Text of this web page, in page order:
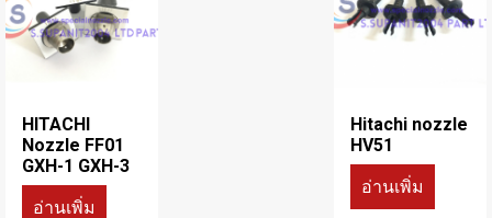
HITACHI
Nozzle FF01
GXH-1 GXH-3
อ่านเพิ่ม
Hitachi nozzle
HV51
อ่านเพิ่ม